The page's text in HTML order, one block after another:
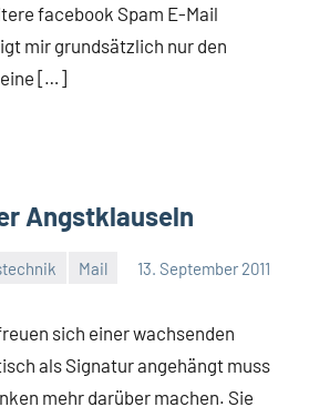
facebook Spam E-Mail
mir grundsätzlich nur den
[…]
Angstklauseln
Mail 13. September 2011
sich einer wachsenden
als Signatur angehängt muss
mehr darüber machen. Sie